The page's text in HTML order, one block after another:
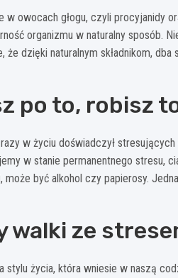
w owocach głogu, czyli procyjanidy
organizmu w naturalny sposób.
dzięki naturalnym składnikom,
po to, robisz
w życiu doświadczył
w stanie permanentnego stresu,
może być alkohol czy papierosy.
walki ze
życia, która wniesie w naszą